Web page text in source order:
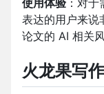
表达的用户来说
论文的 AI 相关风
火龙果写作